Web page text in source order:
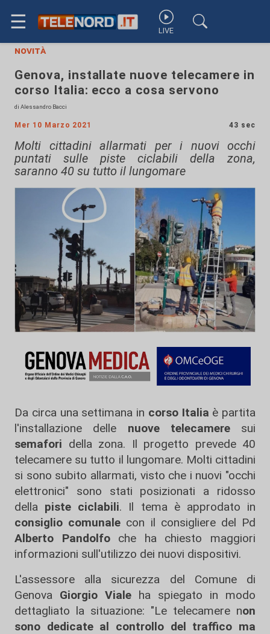
☰ LIVE
novità
Genova, installate nuove telecamere in
corso Italia: ecco a cosa servono
di Alessandro Bacci
Mer 10 Marzo 2021 43 sec
Molti cittadini allarmati per i nuovi occhi
puntati sulle piste ciclabili della zona,
saranno 40 su tutto il lungomare
Da circa una settimana in corso Italia è partita
l'installazione delle nuove telecameresui
semafori della zona. Il progetto prevede 40
telecamere su tutto il lungomare. Molti cittadini
si sono subito allarmati, visto che i nuovi "occhi
elettronici" sono stati posizionati a ridosso
della piste ciclabili. Il tema è approdato in
consiglio comunale con il consigliere del Pd
Alberto Pandolfoche ha chiesto maggiori
informazioni sull'utilizzo dei nuovi dispositivi.
L'assessore alla sicurezza del Comune di
Genova Giorgio Viale ha spiegato in modo
dettagliato la situazione: "Le telecamere non
sono dedicate al controllo del traffico ma